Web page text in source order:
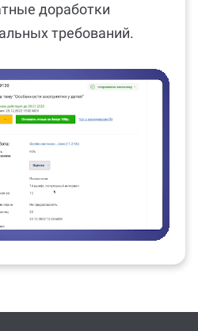
доработки
требований.